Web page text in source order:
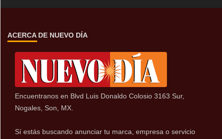
ACERCA DE NUEVO DÍA
Encuentranos en Blvd Luis Donaldo Colosio 3163 Sur,
Nogales, Son, MX.
Sí estás buscando anunciar tu marca, empresa o servicio